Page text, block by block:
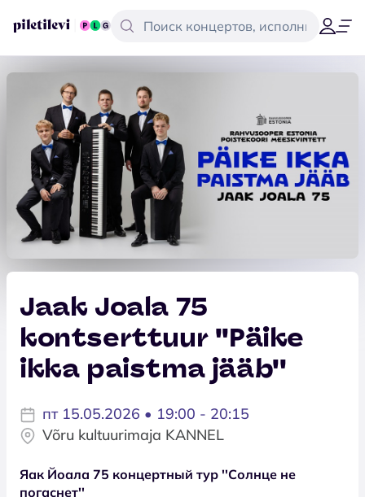
Jaak Joala 75
kontserttuur ''Päike
ikka paistma jääb''
пт 15.05.2026 • 19:00 - 20:15
Võru kultuurimaja KANNEL
Яак Йоала 75 концертный тур ''Солнце не
погаснет''